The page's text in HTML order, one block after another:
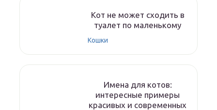
Кот не может сходить в
туалет по маленькому
Кошки
Имена для котов:
интересные примеры
красивых и современных